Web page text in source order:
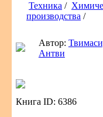
Техника /
производства /
Автор:
Антви
Книга ID: 6386